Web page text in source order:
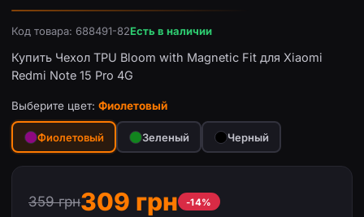
Код товара: 688491-82Есть в наличии
Купить Чехол TPU Bloom with Magnetic Fit для Xiaomi
Redmi Note 15 Pro 4G
Выберите цвет: Фиолетовый
Фиолетовый Зеленый Черный
359 грн309 грн -14%